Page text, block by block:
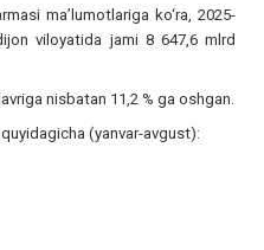
ma’lumotlariga ko‘ra, 2025-
viloyatida jami 8 647,6 mlrd
nisbatan 11,2 % ga oshgan.
(yanvar-avgust):